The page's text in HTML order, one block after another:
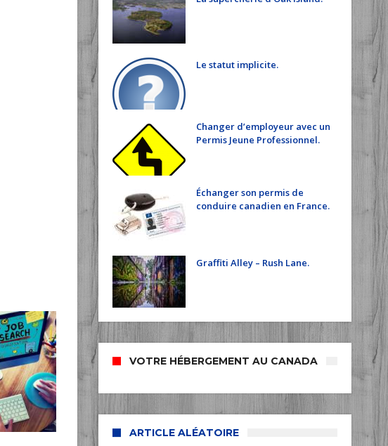
Le statut implicite.
Changer d’employeur avec un
Permis Jeune Professionnel.
Échanger son permis de
conduire canadien en France.
Graffiti Alley – Rush Lane.
VOTRE HÉBERGEMENT AU CANADA
ARTICLE ALÉATOIRE